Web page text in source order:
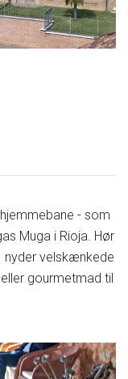
- som
Muga i Rioja. Hør
velskænkede
gourmetmad til